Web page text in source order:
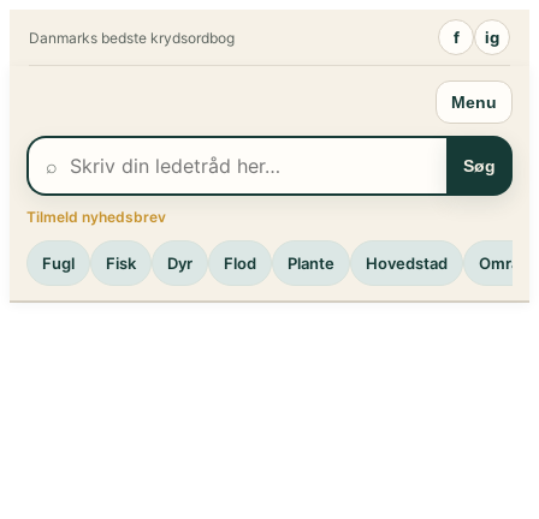
Danmarks bedste krydsordbog f ig
Menu
⌕ Søg
Tilmeld nyhedsbrev
Fugl Fisk Dyr Flod Plante Hovedstad Område